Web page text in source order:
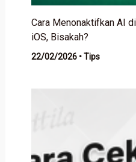
Cara Menonaktifkan AI
iOS, Bisakah?
22/02/2026 •Tips